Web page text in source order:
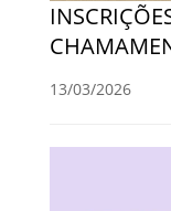
13/03/2026